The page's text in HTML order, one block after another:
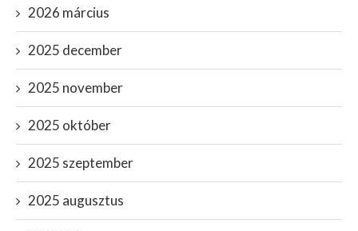
2026 március
2025 december
2025 november
2025 október
2025 szeptember
2025 augusztus